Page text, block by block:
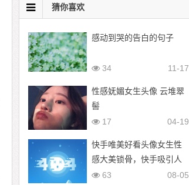
猜你喜欢
感动到哭的告白的句子
11-17
34
性感妩媚女生头像 云堆翠
髻
04-19
17
快手唯美好看头像女生性
感大美锁骨，快手吸引人
唯美好看头像图片
08-05
63